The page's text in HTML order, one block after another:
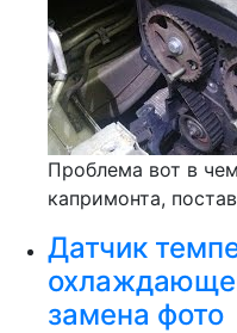
Проблема вот в
капримонта,
Датчик
замена фото